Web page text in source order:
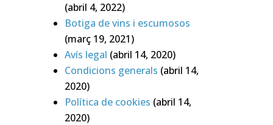
(abril 4, 2022)
Botiga de vins i escumosos
(març 19, 2021)
Avís legal (abril 14, 2020)
Condicions generals (abril 14,
2020)
Política de cookies (abril 14,
2020)